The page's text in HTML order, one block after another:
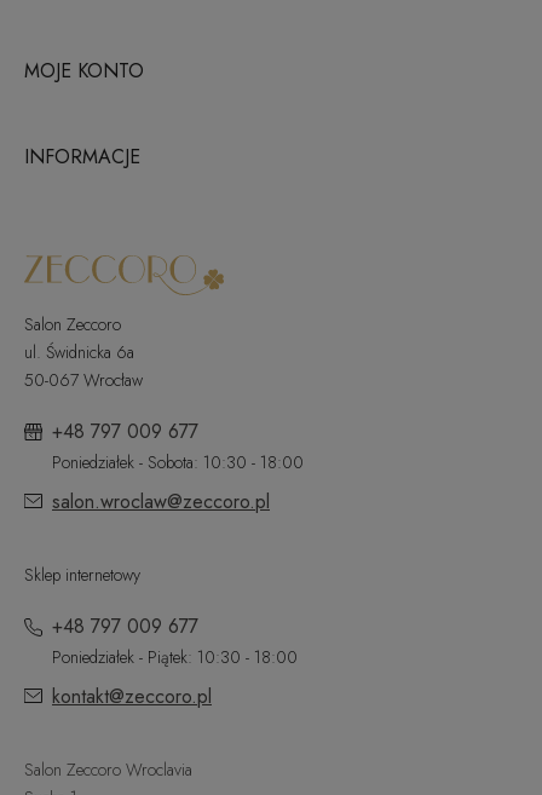
MOJE KONTO
INFORMACJE
Salon Zeccoro
ul. Świdnicka 6a
50-067 Wrocław
+48 797 009 677
Poniedziałek - Sobota: 10:30 - 18:00
salon.wroclaw@zeccoro.pl
Sklep internetowy
+48 797 009 677
Poniedziałek - Piątek: 10:30 - 18:00
kontakt@zeccoro.pl
Salon Zeccoro Wroclavia